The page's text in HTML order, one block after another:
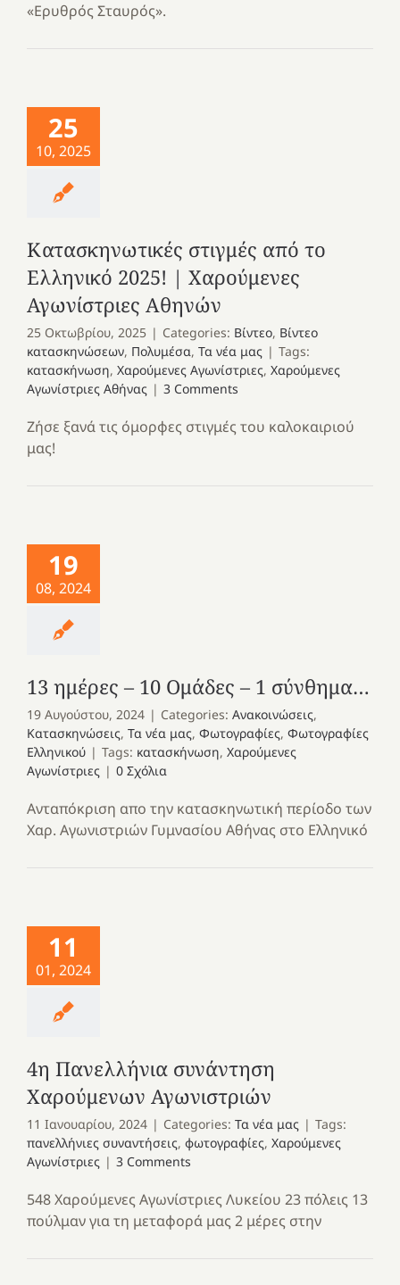
«Ερυθρός Σταυρός».
25
10, 2025
Κατασκηνωτικές στιγμές από το
Ελληνικό 2025! | Χαρούμενες
Αγωνίστριες Αθηνών
25 Οκτωβρίου, 2025 | Categories: Βίντεο, Βίντεο
κατασκηνώσεων, Πολυμέσα, Τα νέα μας | Tags:
κατασκήνωση, Χαρούμενες Αγωνίστριες, Χαρούμενες
Αγωνίστριες Αθήνας | 3 Comments
Ζήσε ξανά τις όμορφες στιγμές του καλοκαιριού
μας!
19
08, 2024
13 ημέρες – 10 Ομάδες – 1 σύνθημα…
19 Αυγούστου, 2024 | Categories: Ανακοινώσεις,
Κατασκηνώσεις, Τα νέα μας, Φωτογραφίες, Φωτογραφίες
Ελληνικού | Tags: κατασκήνωση, Χαρούμενες
Αγωνίστριες | 0 Σχόλια
Ανταπόκριση απο την κατασκηνωτική περίοδο των
Χαρ. Αγωνιστριών Γυμνασίου Αθήνας στο Ελληνικό
11
01, 2024
4η Πανελλήνια συνάντηση
Χαρούμενων Αγωνιστριών
11 Ιανουαρίου, 2024 | Categories: Τα νέα μας | Tags:
πανελλήνιες συναντήσεις, φωτογραφίες, Χαρούμενες
Αγωνίστριες | 3 Comments
548 Χαρούμενες Αγωνίστριες Λυκείου 23 πόλεις 13
πούλμαν για τη μεταφορά μας 2 μέρες στην